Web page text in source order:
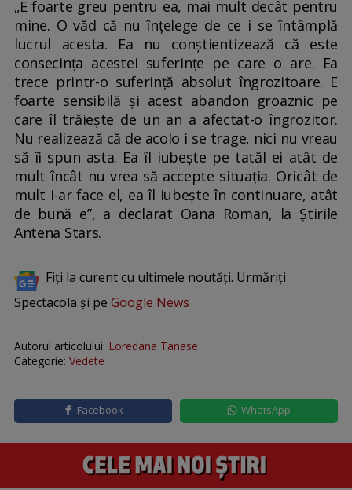
„E foarte greu pentru ea, mai mult decât pentru
mine. O văd că nu înțelege de ce i se întâmplă
lucrul acesta. Ea nu conștientizează că este
consecința acestei suferințe pe care o are. Ea
trece printr-o suferință absolut îngrozitoare. E
foarte sensibilă și acest abandon groaznic pe
care îl trăiește de un an a afectat-o îngrozitor.
Nu realizează că de acolo i se trage, nici nu vreau
să îi spun asta. Ea îl iubește pe tatăl ei atât de
mult încât nu vrea să accepte situația. Oricât de
mult i-ar face el, ea îl iubește în continuare, atât
de bună e”, a declarat Oana Roman, la Știrile
Antena Stars.
Fiți la curent cu ultimele noutăți. Urmăriți
Spectacola și pe Google News
Autorul articolului: Loredana Tanase
Categorie: Vedete
Facebook WhatsApp